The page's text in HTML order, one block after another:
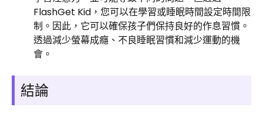
FlashGet Kid，您可以在學習或睡眠時間設定時間限
制。因此，它可以確保孩子們保持良好的作息習慣。
透過減少螢幕成癮、不良睡眠習慣和減少運動的機
會。
結論